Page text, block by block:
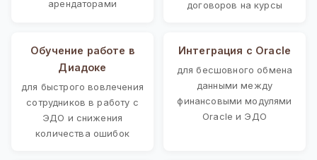
арендаторами
договоров на курсы
Обучение работе в
Диадоке
для быстрого вовлечения
сотрудников в работу с
ЭДО и снижения
количества ошибок
Интеграция с Oracle
для бесшовного обмена
данными между
финансовыми модулями
Oracle и ЭДО